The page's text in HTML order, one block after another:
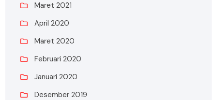
Maret 2021
April 2020
Maret 2020
Februari 2020
Januari 2020
Desember 2019